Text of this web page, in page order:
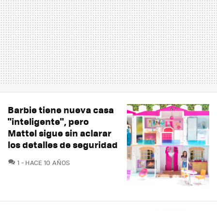
Barbie tiene nueva casa
"inteligente", pero
Mattel sigue sin aclarar
los detalles de seguridad
1 COMENTARIOS
HACE 10 AÑOS